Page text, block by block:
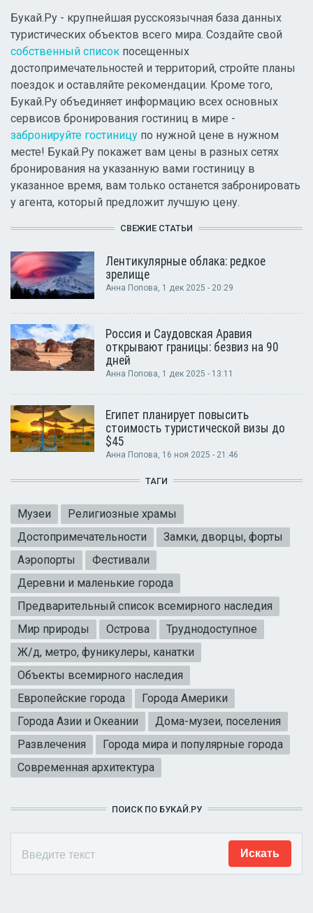
Букай.Ру - крупнейшая русскоязычная база данных
туристических объектов всего мира. Создайте свой
собственный список посещенных
достопримечательностей и территорий, стройте планы
поездок и оставляйте рекомендации. Кроме того,
Букай.Ру объединяет информацию всех основных
сервисов бронирования гостиниц в мире -
забронируйте гостиницу по нужной цене в нужном
месте! Букай.Ру покажет вам цены в разных сетях
бронирования на указанную вами гостиницу в
указанное время, вам только останется забронировать
у агента, который предложит лучшую цену.
СВЕЖИЕ СТАТЬИ
Лентикулярные облака: редкое
зрелище
Анна Попова, 1 дек 2025 - 20:29
Россия и Саудовская Аравия
открывают границы: безвиз на 90
дней
Анна Попова, 1 дек 2025 - 13:11
Египет планирует повысить
стоимость туристической визы до
$45
Анна Попова, 16 ноя 2025 - 21:46
ТАГИ
Музеи
Религиозные храмы
Достопримечательности
Замки, дворцы, форты
Аэропорты
Фестивали
Деревни и маленькие города
Предварительный список всемирного наследия
Мир природы
Острова
Труднодоступное
Ж/д, метро, фуникулеры, канатки
Объекты всемирного наследия
Европейские города
Города Америки
Города Азии и Океании
Дома-музеи, поселения
Развлечения
Города мира и популярные города
Современная архитектура
ПОИСК ПО БУКАЙ.РУ